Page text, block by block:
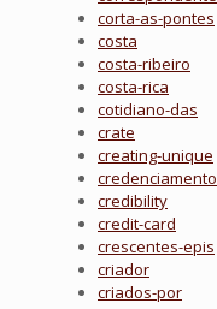
corta-as-pontes
costa
costa-ribeiro
costa-rica
cotidiano-das
crate
creating-unique
credenciamento
credibility
credit-card
crescentes-epis
criador
criados-por